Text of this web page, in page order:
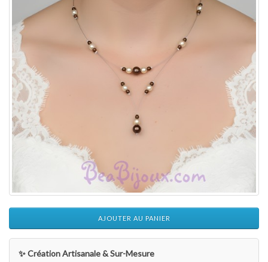
AJOUTER AU PANIER
✨ Création Artisanale & Sur-Mesure